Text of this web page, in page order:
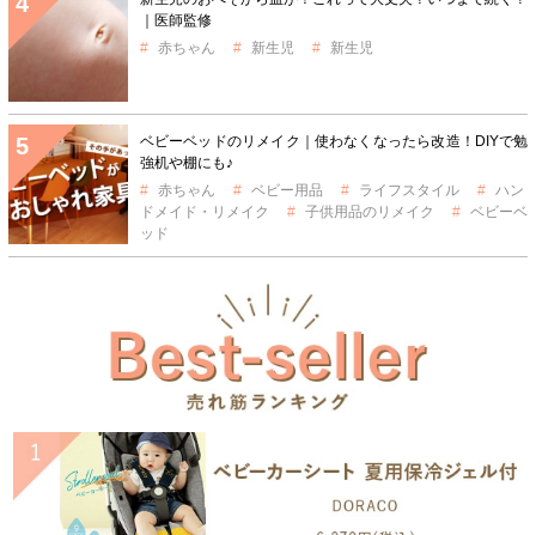
｜医師監修
赤ちゃん
新生児 新生児
ベビーベッドのリメイク｜使わなくなったら改造！DIYで勉
強机や棚にも♪
赤ちゃん
ベビー用品 ライフスタイル
ハン
ドメイド・リメイク
子供用品のリメイク
ベビーベ
ッド